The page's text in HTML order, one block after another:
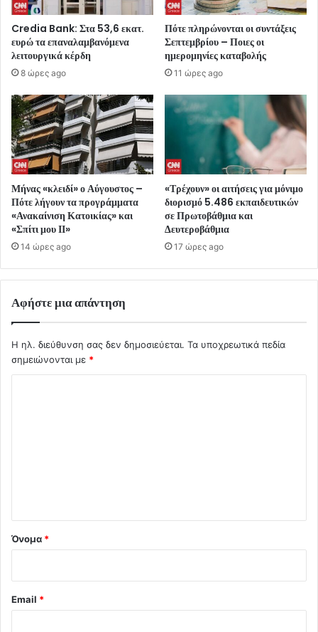
Credia Bank: Στα 53,6 εκατ.
ευρώ τα επαναλαμβανόμενα
λειτουργικά κέρδη
8 ώρες ago
Πότε πληρώνονται οι συντάξεις
Σεπτεμβρίου – Ποιες οι
ημερομηνίες καταβολής
11 ώρες ago
Μήνας «κλειδί» ο Αύγουστος –
Πότε λήγουν τα προγράμματα
«Ανακαίνιση Κατοικίας» και
«Σπίτι μου ΙΙ»
14 ώρες ago
«Τρέχουν» οι αιτήσεις για μόνιμο
διορισμό 5.486 εκπαιδευτικών
σε Πρωτοβάθμια και
Δευτεροβάθμια
17 ώρες ago
Αφήστε μια απάντηση
Η ηλ. διεύθυνση σας δεν δημοσιεύεται. Τα υποχρεωτικά πεδία
σημειώνονται με *
Όνομα *
Email *